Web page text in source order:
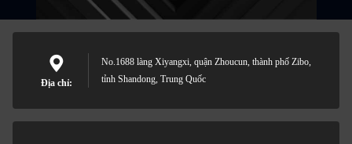
Địa chỉ:
No.1688 làng Xiyangxi, quận Zhoucun, thành phố Zibo,
tỉnh Shandong, Trung Quốc